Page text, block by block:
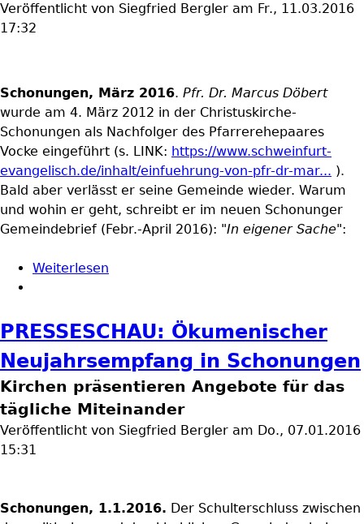
Veröffentlicht von Siegfried Bergler am Fr., 11.03.2016
17:32
Schonungen, März 2016. Pfr. Dr. Marcus Döbert
wurde am 4. März 2012 in der Christuskirche-
Schonungen als Nachfolger des Pfarrerehepaares
Vocke eingeführt (s. LINK: https://www.schweinfurt-
evangelisch.de/inhalt/einfuehrung-von-pfr-dr-mar... ).
Bald aber verlässt er seine Gemeinde wieder. Warum
und wohin er geht, schreibt er im neuen Schonunger
Gemeindebrief (Febr.-April 2016): "In eigener Sache":
Weiterlesen
PRESSESCHAU: Ökumenischer
Neujahrsempfang in Schonungen
Kirchen präsentieren Angebote für das
tägliche Miteinander
Veröffentlicht von Siegfried Bergler am Do., 07.01.2016
15:31
Schonungen, 1.1.2016. Der Schulterschluss zwischen